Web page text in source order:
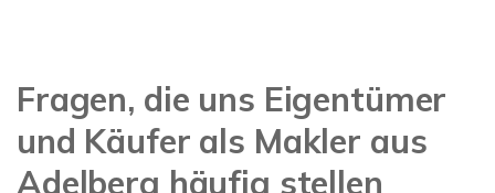
Fragen, die uns Eigentümer
und Käufer als Makler aus
Adelberg häufig stellen